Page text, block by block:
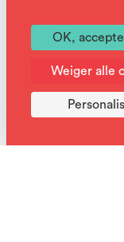
Ruime keuze aan
Dynastar,
Nordica, Tecnica,
Verkoopruimte
OK,
Weiger alle